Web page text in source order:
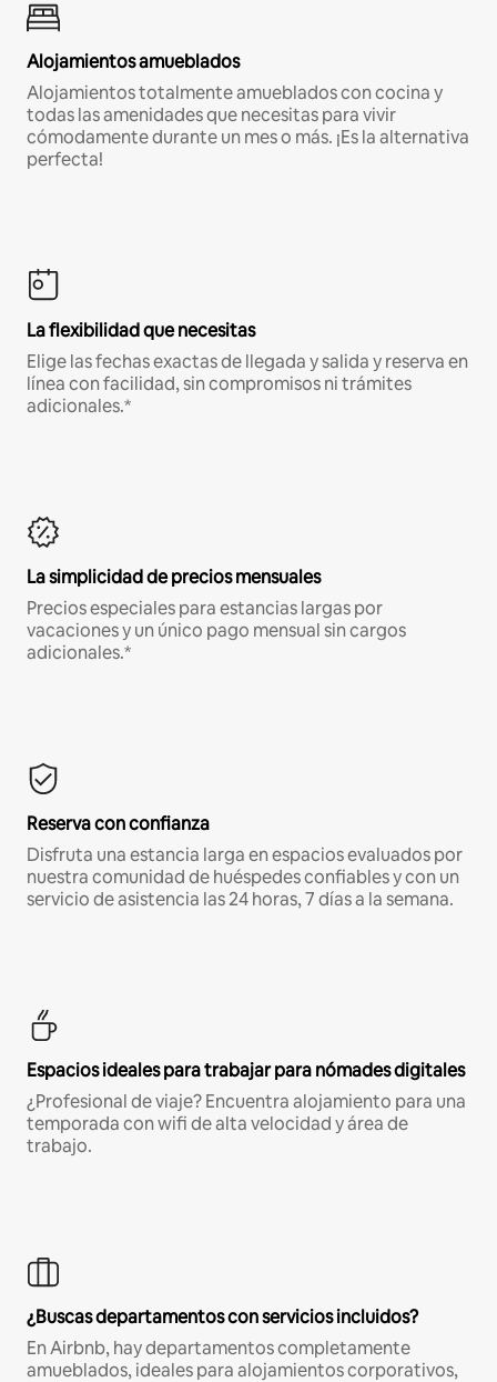
Alojamientos amueblados
Alojamientos totalmente amueblados con cocina y
todas las amenidades que necesitas para vivir
cómodamente durante un mes o más. ¡Es la alternativa
perfecta!
La flexibilidad que necesitas
Elige las fechas exactas de llegada y salida y reserva en
línea con facilidad, sin compromisos ni trámites
adicionales.*
La simplicidad de precios mensuales
Precios especiales para estancias largas por
vacaciones y un único pago mensual sin cargos
adicionales.*
Reserva con confianza
Disfruta una estancia larga en espacios evaluados por
nuestra comunidad de huéspedes confiables y con un
servicio de asistencia las 24 horas, 7 días a la semana.
Espacios ideales para trabajar para nómades digitales
¿Profesional de viaje? Encuentra alojamiento para una
temporada con wifi de alta velocidad y área de
trabajo.
¿Buscas departamentos con servicios incluidos?
En Airbnb, hay departamentos completamente
amueblados, ideales para alojamientos corporativos,